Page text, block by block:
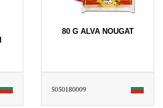
80 G ALVA NOUGAT
5050180009